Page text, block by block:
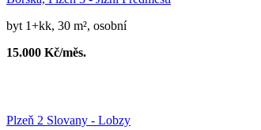
byt 1+kk, 30 m², osobní
15.000 Kč/měs.
Plzeň 2 Slovany - Lobzy